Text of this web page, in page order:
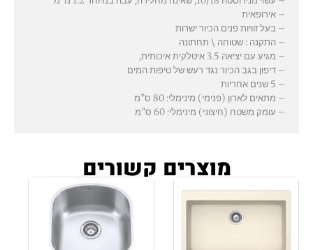
– אירופאית
– בעל זוויות פנים הכיור ישרות
– התקנה : שטוחה \ תחתונה
– מגיע עם יציאה 3.5 איטלקית איכותית,
– דיפון בגב הכיור נגד רעש של טיפות המים
– 5 שנים אחריות
– מתאים לארון (פנימי) מינימלי: 80 ס”מ
– עומק משטח (חיצוני) מינימלי: 60 ס”מ
מוצרים קשורים